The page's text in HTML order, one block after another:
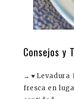
Consejos y
→ ♥ Levadura
fresca en